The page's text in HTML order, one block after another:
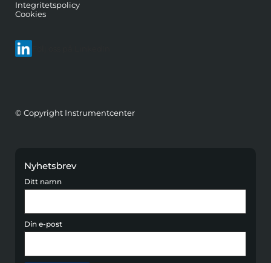
Integritetspolicy
Cookies
© Copyright Instrumentcenter
Nyhetsbrev
Ditt namn
Din e-post